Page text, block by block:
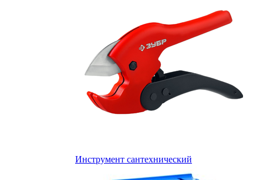
Инструмент сантехнический